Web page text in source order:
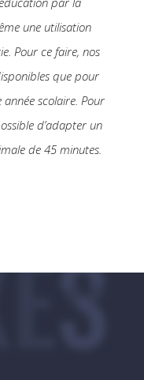
une utilisation
Pour ce faire, nos
que pour
scolaire. Pour
d’adapter un
de 45 minutes.